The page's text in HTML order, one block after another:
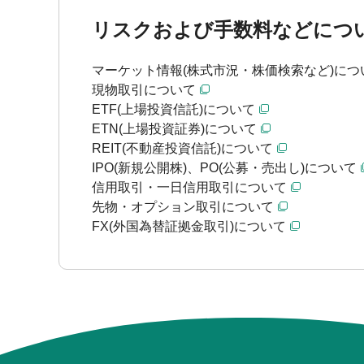
リスクおよび手数料などにつ
マーケット情報(株式市況・株価検索など)につ
現物取引について
ETF(上場投資信託)について
ETN(上場投資証券)について
REIT(不動産投資信託)について
IPO(新規公開株)、PO(公募・売出し)について
信用取引・一日信用取引について
先物・オプション取引について
FX(外国為替証拠金取引)について